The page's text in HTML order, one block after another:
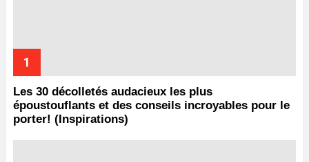
Les 30 décolletés audacieux les plus
époustouflants et des conseils incroyables pour le
porter! (Inspirations)